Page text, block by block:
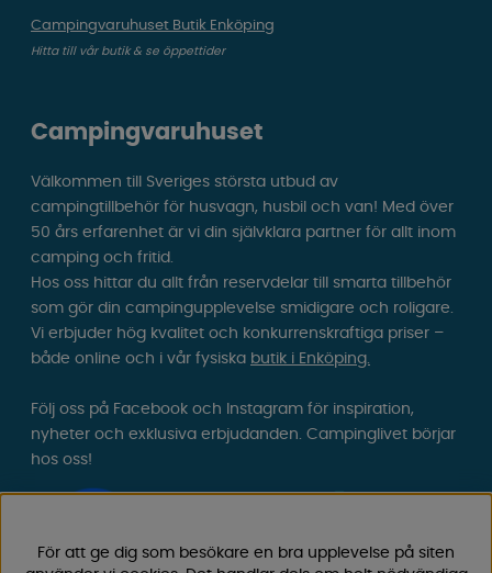
Campingvaruhuset Butik Enköping
Hitta till vår butik & se öppettider
Campingvaruhuset
Välkommen till Sveriges största utbud av
campingtillbehör för husvagn, husbil och van! Med över
50 års erfarenhet är vi din självklara partner för allt inom
camping och fritid.
Hos oss hittar du allt från reservdelar till smarta tillbehör
som gör din campingupplevelse smidigare och roligare.
Vi erbjuder hög kvalitet och konkurrenskraftiga priser –
både online och i vår fysiska butik i Enköping.
Följ oss på Facebook och Instagram för inspiration,
nyheter och exklusiva erbjudanden. Campinglivet börjar
hos oss!
För att ge dig som besökare en bra upplevelse på siten